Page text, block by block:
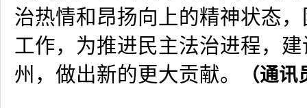
治热情和昂扬向上的精神状态
工作，为推进民主法治进程，
州，做出新的更大贡献。
（通